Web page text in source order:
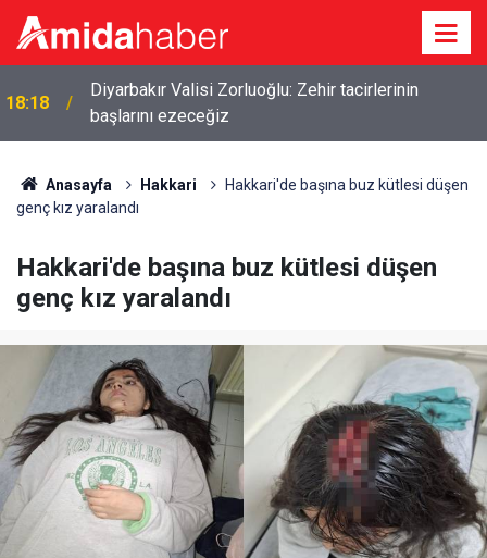
18:18
Diyarbakır Valisi Zorluoğlu: Zehir tacirlerinin
başlarını ezeceğiz
Anasayfa Hakkari
Hakkari'de başına buz kütlesi düşen
genç kız yaralandı
Hakkari'de başına buz kütlesi düşen
genç kız yaralandı